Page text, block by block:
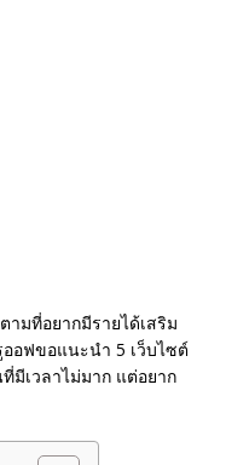
ามที่อยากมีรายได้เสริม
อฟขอแนะนำ 5 เว็บไซต์
มีเวลาไม่มาก แต่อยาก